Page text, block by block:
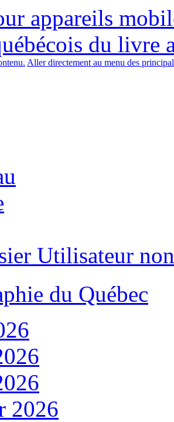
appareils
du livre
Aller directement au menu des
Utilisateur
du Québec
2026